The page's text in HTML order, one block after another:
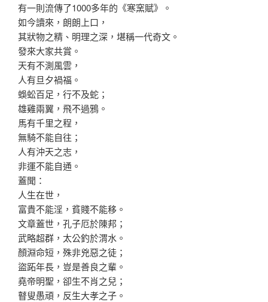
有一則流傳了1000多年的《寒窯賦》。
如今讀來，朗朗上口，
其狀物之精、明理之深，堪稱一代奇文。
發來大家共賞。
天有不測風雲，
人有旦夕禍福。
蜈蚣百足，行不及蛇；
雄雞兩翼，飛不過鴉。
馬有千里之程，
無騎不能自往；
人有沖天之志，
非運不能自通。
蓋聞：
人生在世，
富貴不能淫，貧賤不能移。
文章蓋世，孔子厄於陳邦；
武略超群，太公釣於渭水。
顏淵命短，殊非兇惡之徒；
盜跖年長，豈是善良之輩。
堯帝明聖，卻生不肖之兒；
瞽叟愚頑，反生大孝之子。